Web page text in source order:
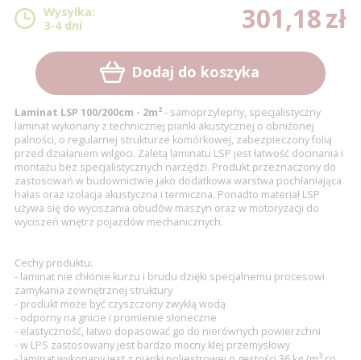
Wysyłka:
3-4 dni
3
4
5
6
7
8
9
0
1
2
3
4
5
6
7
9
1
2
4
5
6
7
8
,1
2
4
5
6
7
8
8
9
301,18 zł
zł
Dodaj do koszyka
Laminat LSP 100/200cm - 2m2 - samoprzylepny, specjalistyczny
laminat wykonany z technicznej pianki akustycznej o obniżonej
palności, o regularnej strukturze komórkowej, zabezpieczony folią
przed działaniem wilgoci. Zaletą laminatu LSP jest łatwość docinania i
montażu bez specjalistycznych narzędzi. Produkt przeznaczony do
zastosowań w budownictwie jako dodatkowa warstwa pochłaniająca
hałas oraz izolacja akustyczna i termiczna. Ponadto materiał LSP
używa się do wyciszania obudów maszyn oraz w motoryzacji do
wyciszeń wnętrz pojazdów mechanicznych.
Cechy produktu:
- laminat nie chłonie kurzu i brudu dzięki specjalnemu procesowi
zamykania zewnętrznej struktury
- produkt może być czyszczony zwykłą wodą
- odporny na gnicie i promienie słoneczne
- elastyczność, łatwo dopasować go do nierównych powierzchni
- w LPS zastosowany jest bardzo mocny klej przemysłowy
3